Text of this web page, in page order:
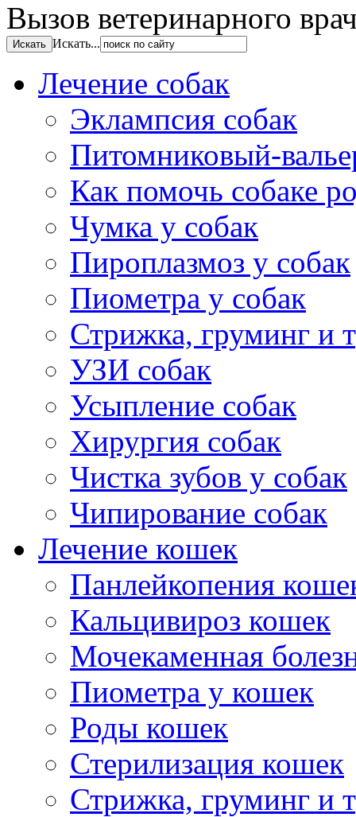
Вызов ветеринарного
Искать...
Лечение собак
Эклампсия собак
Питомниковый-
Как помочь собаке
Чумка у собак
Пироплазмоз у собак
Пиометра у собак
Стрижка, груминг и
УЗИ собак
Усыпление собак
Хирургия собак
Чистка зубов у собак
Чипирование собак
Лечение кошек
Панлейкопения
Кальцивироз кошек
Мочекаменная
Пиометра у кошек
Роды кошек
Стерилизация кошек
Стрижка, груминг и